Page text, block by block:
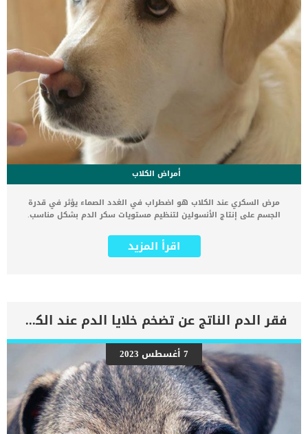
أمراض الكلاب
مرض السكري عند الكلاب هو اضطراب في الغدد الصماء يؤثر في قدرة
الجسم على إنتاج الأنسولين لتنظيم مستويات سكر الدم بشكل مناسب.
للأنسولين. قد يؤثر ارتفاع نسبة السكر في الدم (نتيجة لمرض السكري) في
قدرة الجسم على العمل بشكل طبيعي. مما يؤدي إلى زيادة خطر حدوث
المقال سنوضح لك كل ما تريد معرفته عن مرض السكري عند الكلاب،
وأسبابه، وعلاجه وما يمكن للمالك القيام به للوقاية من هذا المرض أعراض
مرض السكري عند الكلاب هناك العديد من العلامات التي تدل على اصابة
الكلب بمرض السكر، وهي قريبة الشبه بأعراض مضر السكر عند الانسان.
هذه الاعراض تتمثل في: الشرب المفرط بكثرة .. اقرأ: أهمية شرب الماء
للكلاب التبول أكثر من اللازم الشهية المفتوحة دائما فقدان الوزن السريع
أو المفاجئ في المراحل المبكرة، قد لا تكون الأعراض شديدة، ولكن بمجرد
أن يصبح الكلب مصابا بمرض السكر الكامل، فستظهر الاعراض بوضوح.
تشمل الأعراض الأقل وضوحًا لمرض السكري: العدوى المتكررة، […]
اقرأ المزيد
فقر الدم الناتج عن تضخم خلايا الدم عند الكلاب
7 أغسطس 2023